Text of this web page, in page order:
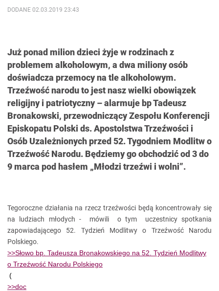
Już ponad milion dzieci żyje w rodzinach z
problemem alkoholowym, a dwa miliony osób
doświadcza przemocy na tle alkoholowym.
Trzeźwość narodu to jest nasz wielki obowiązek
religijny i patriotyczny – alarmuje bp Tadeusz
Bronakowski, przewodniczący Zespołu Konferencji
Episkopatu Polski ds. Apostolstwa Trzeźwości i
Osób Uzależnionych przed 52. Tygodniem Modlitw o
Trzeźwość Narodu. Będziemy go obchodzić od 3 do
9 marca pod hasłem „Młodzi trzeźwi i wolni”.
DODANE 02.03.2019 23:43
Tegoroczne działania na rzecz trzeźwości będą koncentrowały się
na ludziach młodych - mówili o tym uczestnicy spotkania
zapowiadającego 52. Tydzień Modlitwy o Trzeźwość Narodu
Polskiego.
>>Słowo bp. Tadeusza Bronakowskiego na 52. Tydzień Modlitwy
o Trzeźwość Narodu Polskiego
(
>>doc